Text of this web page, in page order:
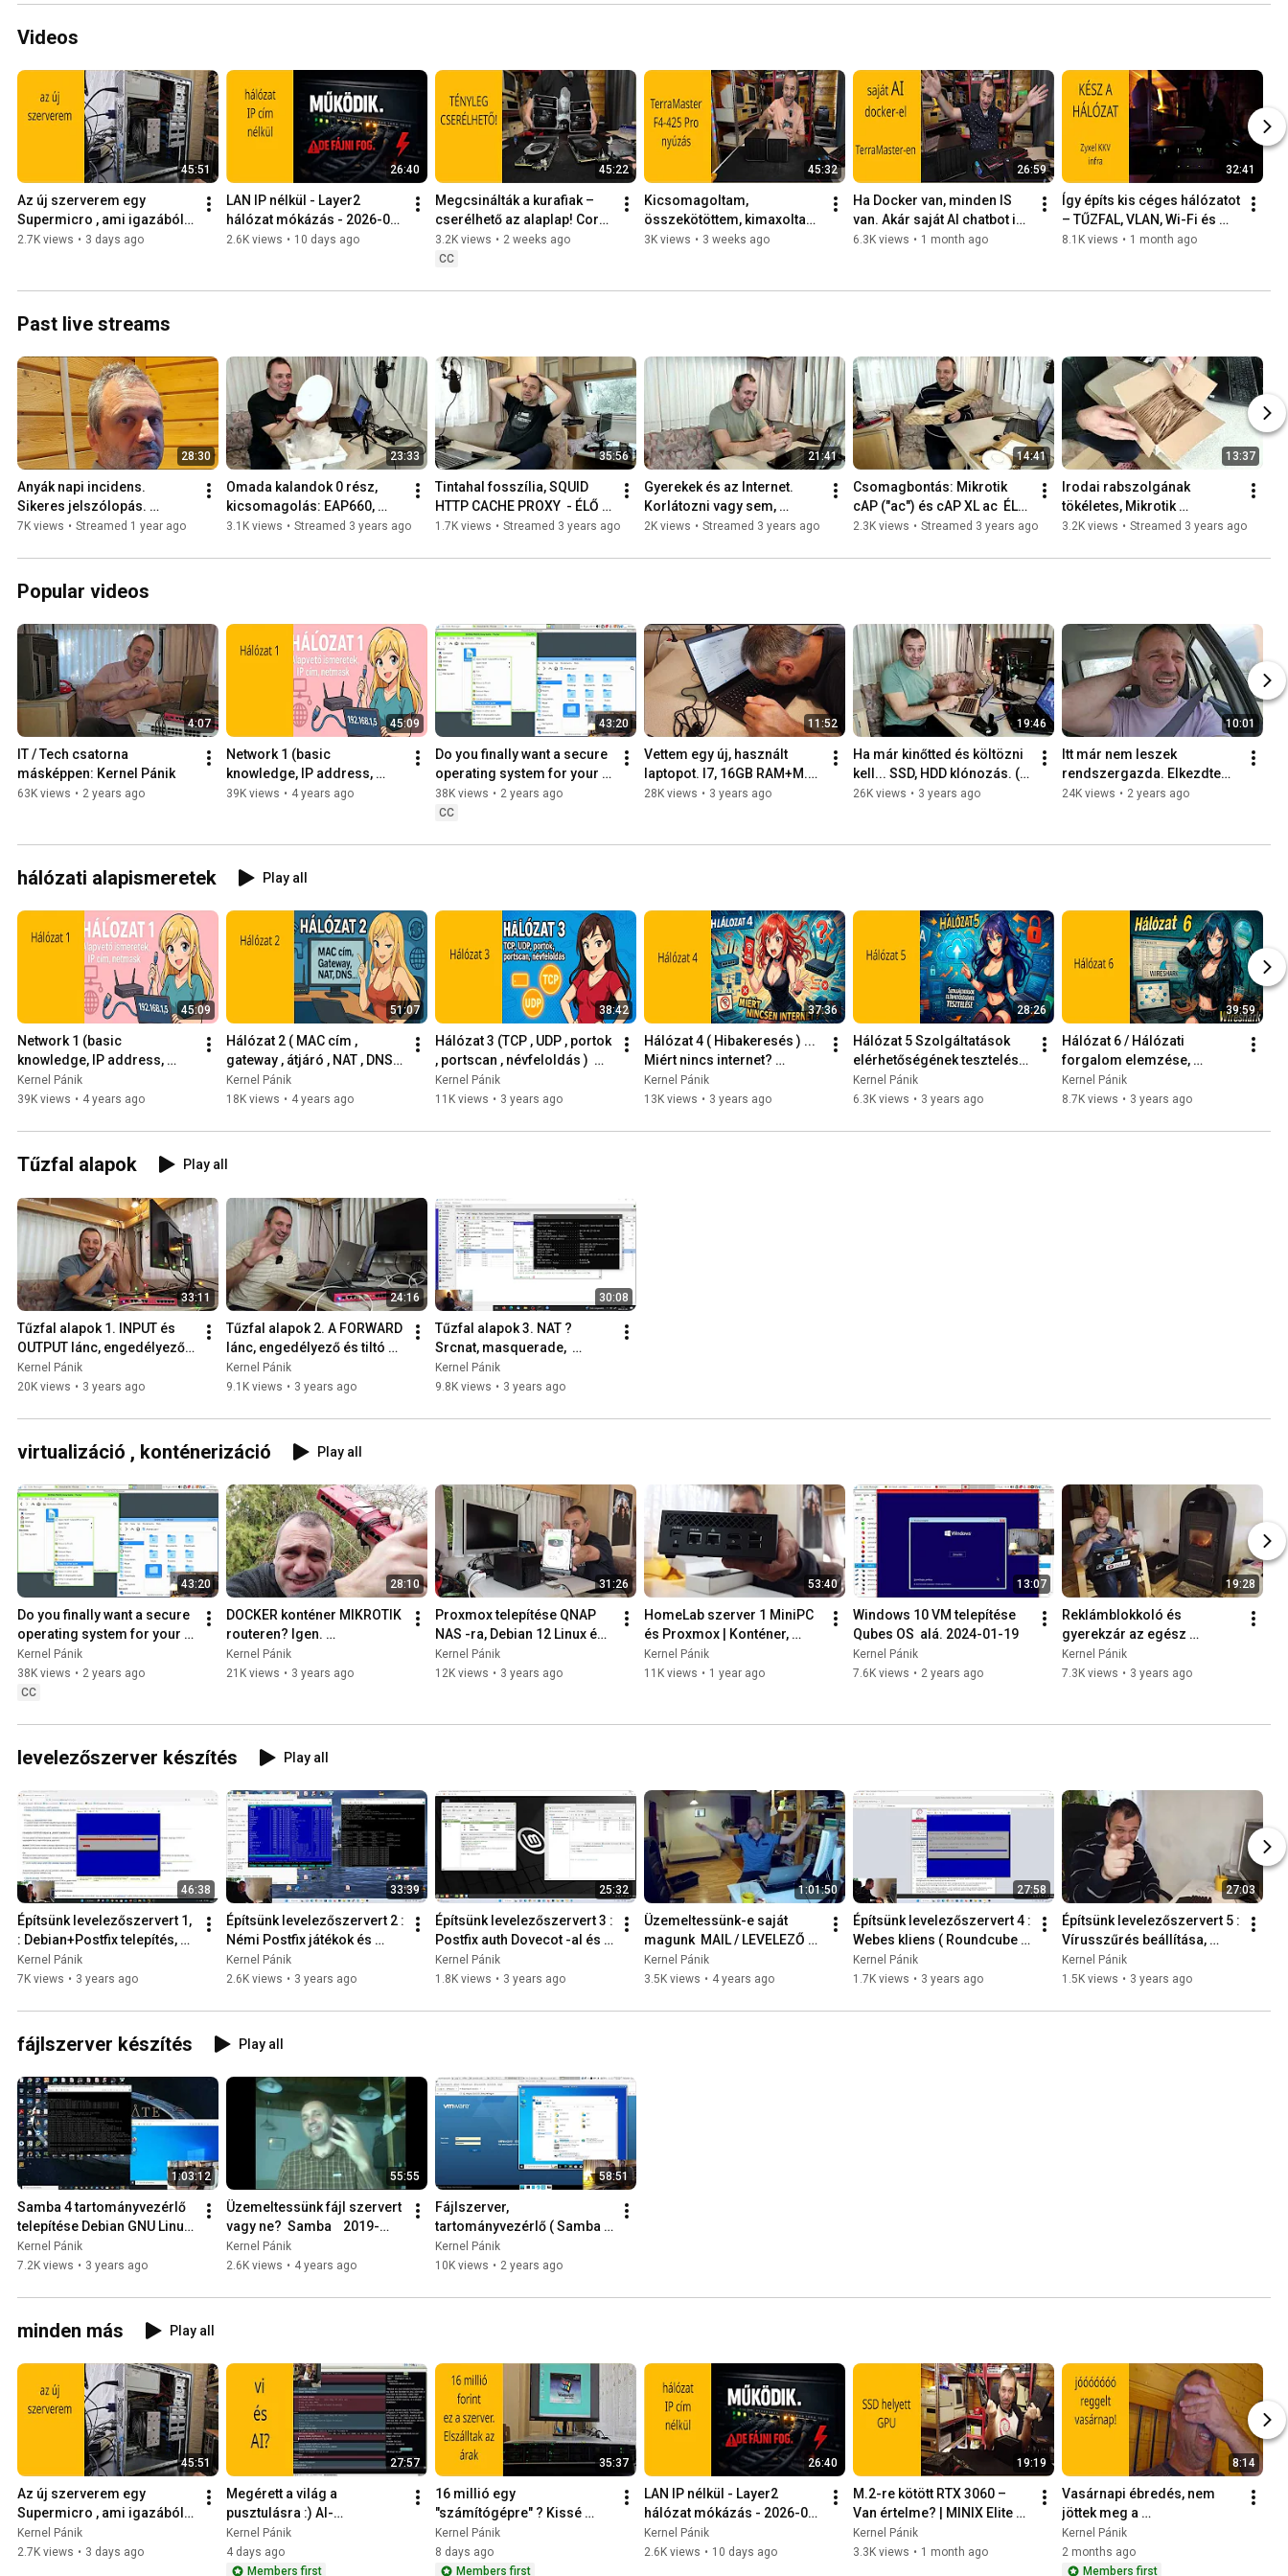
Videos
45:51
Az új szerverem egy
Supermicro , ami igazából
Hardened Repository lesz. -
2.7K views • 3 days ago
26:40
LAN IP nélkül - Layer2
hálózat mókázás - 2026-01-
13 -
2.6K views • 10 days ago
45:22
Megcsinálták a kurafiak –
cserélhető az alaplap! Core
3 304 a Beelink ME Pro-ban -
2026-07-19-
3.2K views • 2 weeks ago
CC
45:32
Kicsomagoltam,
összekötöttem, kimaxoltam:
TerraMaster F4-425 Pro
3K views • 3 weeks ago
26:59
Ha Docker van, minden IS
van. Akár saját AI chatbot is
a TerraMaster NAS -on -
6.3K views • 1 month ago
32:41
Így építs kis céges hálózatot
– TŰZFAL, VLAN, Wi-Fi és
Tailscale VPN (Zyxel
8.1K views • 1 month ago
Past live streams
28:30
Anyák napi incidens.
Sikeres jelszólopás.
Sharepoint és Gmail
2025-05-04 -
7K views • Streamed 1 year ago
23:33
Omada kalandok 0 rész,
kicsomagolás: EAP660,
EAP610-Outdoor, OC200  -
3.1K views • Streamed 3 years ago
35:56
Tintahal fosszília, SQUID
HTTP CACHE PROXY  - ÉLŐ
2023-03-06 -
1.7K views • Streamed 3 years ago
21:41
Gyerekek és az Internet.
Korlátozni vagy sem,
hogyan vagy igen? ÉLŐ.
2K views • Streamed 3 years ago
14:41
Csomagbontás: Mikrotik
cAP ("ac") és cAP XL ac  ÉLŐ.
2023-02-13
2.3K views • Streamed 3 years ago
13:37
Irodai rabszolgának
tökéletes, Mikrotik
RouterBOARD wsAP ac lite
17
3.2K views • Streamed 3 years ago
Popular videos
4:07
IT / Tech csatorna
másképpen: Kernel Pánik
63K views • 2 years ago
45:09
Network 1 (basic
knowledge, IP address,
netmask, etc.) 2019-12-05
39K views • 4 years ago
43:20
Do you finally want a secure
operating system for your
computer? Here is Qubes
OS 2024-01-18
38K views • 2 years ago
CC
11:52
Vettem egy új, használt
laptopot. I7, 16GB RAM+M.2
SSD, Lenovo ThinkPad T490
28K views • 3 years ago
19:46
Ha már kinőtted és költözni
kell... SSD, HDD klónozás. (
Macrium Reflect, BitLocker )
26K views • 3 years ago
10:01
Itt már nem leszek
rendszergazda. Elkezdtem
felszámolni a vállalkozást
24K views • 2 years ago
hálózati alapismeretek Play all
45:09
Network 1 (basic
knowledge, IP address,
netmask, etc.) 2019-12-05
Kernel Pánik
39K views • 4 years ago
51:07
Hálózat 2 ( MAC cím ,
gateway , átjáró , NAT , DNS ,
hogyan lesz internet a
gépen? )  2019-12-17
Kernel Pánik
18K views • 4 years ago
38:42
Hálózat 3 (TCP , UDP , portok
, portscan , névfeloldás )
2020-01-29
Kernel Pánik
11K views • 3 years ago
37:36
Hálózat 4 ( Hibakeresés ) ...
Miért nincs internet?
Szimulált hibák és
megoldások. 2020-04-25
Kernel Pánik
13K views • 3 years ago
28:26
Hálózat 5 Szolgáltatások
elérhetőségének tesztelése
2020-06-10
Kernel Pánik
6.3K views • 3 years ago
39:59
Hálózat 6 / Hálózati
forgalom elemzése,
Wireshark a szent Grál. (
Wireshark + Mikrotik ) 2020-
Kernel Pánik
8.7K views • 3 years ago
Tűzfal alapok Play all
33:11
Tűzfal alapok 1. INPUT és
OUTPUT lánc, engedélyező
és tiltó szabályok. 2022-12-
20
Kernel Pánik
20K views • 3 years ago
24:16
Tűzfal alapok 2. A FORWARD
lánc, engedélyező és tiltó
szabályok. 2023-01-03
Kernel Pánik
9.1K views • 3 years ago
30:08
Tűzfal alapok 3. NAT ?
Srcnat, masquerade,
dstnat, melyik micsoda és
mire való? 2023-01-05
Kernel Pánik
9.8K views • 3 years ago
virtualizáció , konténerizáció Play all
43:20
Do you finally want a secure
operating system for your
computer? Here is Qubes
OS 2024-01-18
Kernel Pánik
38K views • 2 years ago
CC
28:10
DOCKER konténer MIKROTIK
routeren? Igen.
Reklámszűrés az egész
hálózaton PIHOLE -al. 2023-
Kernel Pánik
21K views • 3 years ago
31:26
Proxmox telepítése QNAP
NAS -ra, Debian 12 Linux és
Windows szerver futtatás
benne. 2023-06-11
Kernel Pánik
12K views • 3 years ago
53:40
HomeLab szerver 1 MiniPC
és Proxmox | Konténer,
virtuális gép, USB és PCI
passthrough - 2024-09-30 -
Kernel Pánik
11K views • 1 year ago
13:07
Windows 10 VM telepítése
Qubes OS  alá. 2024-01-19
Kernel Pánik
7.6K views • 2 years ago
19:28
Reklámblokkoló és
gyerekzár az egész
hálózatra. AdGuard Home
telepítése QNAP NAS-ra
Kernel Pánik
7.3K views • 3 years ago
levelezőszerver készítés Play all
46:38
Építsünk levelezőszervert 1,
: Debian+Postfix telepítés,
mail.log, openrelay,
mynetworks 2023-01-18
Kernel Pánik
7K views • 3 years ago
33:39
Építsünk levelezőszervert 2 :
Némi Postfix játékok és
Dovecot IMAP POP3
telepítés, teszt 2023-01-25
Kernel Pánik
2.6K views • 3 years ago
25:32
Építsünk levelezőszervert 3 :
Postfix auth Dovecot -al és a
kliensek beállítása  2023-
02-08
Kernel Pánik
1.8K views • 3 years ago
1:01:50
Üzemeltessünk-e saját
magunk  MAIL / LEVELEZŐ
szervert vagy inkább ne?
2019  febr  27
Kernel Pánik
3.5K views • 4 years ago
27:58
Építsünk levelezőszervert 4 :
Webes kliens ( Roundcube )
beállítása  2023-02-28
Kernel Pánik
1.7K views • 3 years ago
27:03
Építsünk levelezőszervert 5 :
Vírusszűrés beállítása,
CLAMAV + AMAVIS   2023-
03-17
Kernel Pánik
1.5K views • 3 years ago
fájlszerver készítés Play all
1:03:12
Samba 4 tartományvezérlő
telepítése Debian GNU Linux
-ra és Windows 10 klienssel
+ RSAT - 2020-08-15
Kernel Pánik
7.2K views • 3 years ago
55:55
Üzemeltessünk fájl szervert
vagy ne?  Samba    2019-
szept-29
Kernel Pánik
2.6K views • 4 years ago
58:51
Fájlszerver,
tartományvezérlő ( Samba
AD-DC  szerver Debian Linux
12 ) RSAT + házirend   2023-
Kernel Pánik
10K views • 2 years ago
minden más Play all
45:51
Az új szerverem egy
Supermicro , ami igazából
Hardened Repository lesz. -
2026-03-03 -
Kernel Pánik
2.7K views • 3 days ago
27:57
Megérett a világ a
pusztulásra :) AI-
asszisztens a Neovimben -
2026-08-03-
Kernel Pánik
4 days ago
Members first
35:37
16 millió egy
"számítógépre" ? Kissé
elszálltak az árak,
szervermustra az
Apostolban - 2026-07-30 -
Kernel Pánik
8 days ago
Members first
26:40
LAN IP nélkül - Layer2
hálózat mókázás - 2026-01-
13 -
Kernel Pánik
2.6K views • 10 days ago
19:19
M.2-re kötött RTX 3060 –
Van értelme? | MINIX Elite
EU512-AI + Linux Mint teszt  -
2025-11-24 -
Kernel Pánik
3.3K views • 1 month ago
8:14
Vasárnapi ébredés, nem
jöttek meg a
rendszerlevelek az ügyféltől
- 2026-05-26
Kernel Pánik
2 months ago
Members first